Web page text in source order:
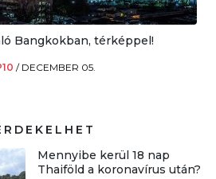
Bangkokban, térképpel!
/ DECEMBER 05.
Mennyibe kerül 18 nap
Thaiföld a koronavírus után?